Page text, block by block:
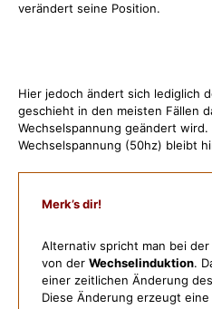
verändert seine Position.
Hier jedoch ändert sich lediglich
geschieht in den meisten Fällen
Wechselspannung geändert wird.
Wechselspannung (50hz) bleibt
Merk’s dir!
Alternativ spricht man bei
von der Wechselinduktion.
einer zeitlichen Änderung
Diese Änderung erzeugt